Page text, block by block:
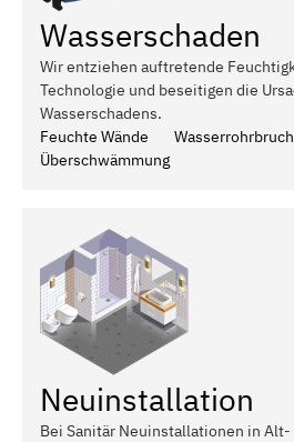
Wasserschaden
Wir entziehen auftretende
Technologie und beseitigen die
Wasserschadens.
Feuchte Wände
Wasserrohrbruch
Überschwämmung
Neuinstallation
Bei Sanitär Neuinstallationen in Alt-